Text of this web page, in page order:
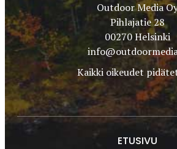
Outdoor Media
Pihlajatie 28
00270 Helsinki
Kaikki oikeudet
ETUSIVU